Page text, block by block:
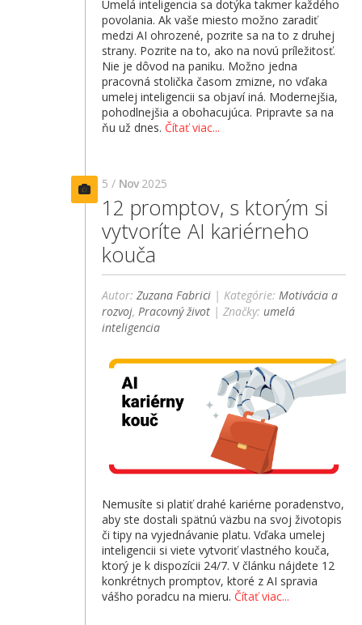
Umelá inteligencia sa dotýka takmer každého
povolania. Ak vaše miesto možno zaradiť
medzi AI ohrozené, pozrite sa na to z druhej
strany. Pozrite na to, ako na novú príležitosť.
Nie je dôvod na paniku. Možno jedna
pracovná stolička časom zmizne, no vďaka
umelej inteligencii sa objaví iná. Modernejšia,
pohodlnejšia a obohacujúca. Pripravte sa na
ňu už dnes. Čítať viac...
5 / Nov 2025
12 promptov, s ktorým si
vytvoríte AI kariérneho
kouča
Autor:Zuzana Fabrici | Kategórie:Motivácia a
rozvoj,Pracovný život | Značky:umelá
inteligencia
Nemusíte si platiť drahé kariérne poradenstvo,
aby ste dostali spätnú väzbu na svoj životopis
či tipy na vyjednávanie platu. Vďaka umelej
inteligencii si viete vytvoriť vlastného kouča,
ktorý je k dispozícii 24/7. V článku nájdete 12
konkrétnych promptov, ktoré z AI spravia
vášho poradcu na mieru. Čítať viac...